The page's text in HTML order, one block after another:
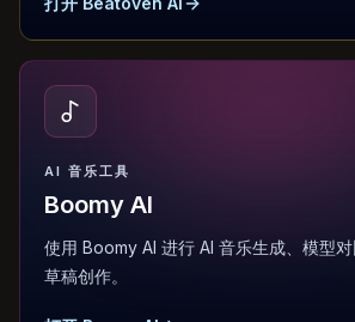
AI 音乐工具
Boomy AI
使用 Boomy AI 进行 AI 音乐生成、模型
草稿创作。